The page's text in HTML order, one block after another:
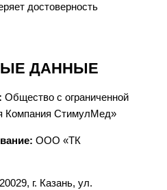
достоверность
ДАННЫЕ
Общество с ограниченной
Компания СтимулМед»
ООО «ТК
г. Казань, ул.